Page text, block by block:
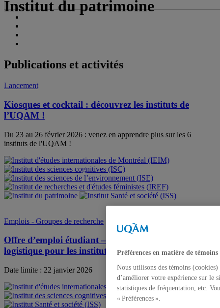
Institut du patrimoine
Publications et activités
Lancement
Kiosques et cocktail : découvrez les instituts de
l’UQAM !
Du 23 au 26 février 2026 : venez en apprendre plus sur les 6
instituts de l'UQAM !
Emplois - Groupes de recherche
Offre d’emploi étudiant – contrat de soutien
logistique pour les instituts de l’UQAM
Date limite : 22 janvier 2026
Préférences en matière de témoins
Nous utilisons des témoins
d’améliorer votre expérience sur le
statistiques de fréquentation, etc.
« Préférences ».